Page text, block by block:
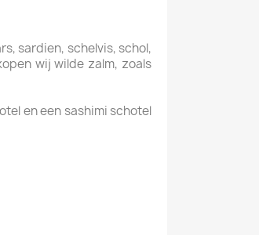
sardien, schelvis, schol,
wij wilde zalm, zoals
en een sashimi schotel